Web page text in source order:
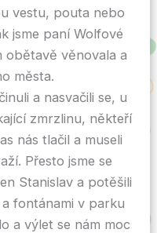
vestu, pouta nebo
jsme paní Wolfové
obětavě věnovala a
města.
a nasvačili se, u
zmrzlinu, někteří
nás tlačil a museli
Přesto jsme se
Stanislav a potěšili
fontánami v parku
a výlet se nám moc